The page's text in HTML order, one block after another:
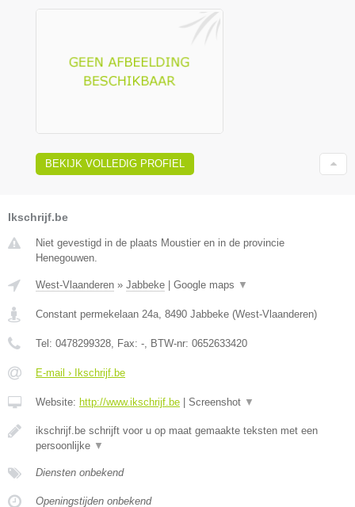
BEKIJK VOLLEDIG PROFIEL
Ikschrijf.be
Niet gevestigd in de plaats Moustier en in de provincie
Henegouwen.
West-Vlaanderen » Jabbeke Google maps ▼
Constant permekelaan 24a, 8490 Jabbeke (West-Vlaanderen)
Tel: 0478299328, Fax: -, BTW-nr: 0652633420
E-mail › Ikschrijf.be
Website: http://www.ikschrijf.be Screenshot ▼
ikschrijf.be schrijft voor u op maat gemaakte teksten met een
persoonlijke ▼
Diensten onbekend
Openingstijden onbekend